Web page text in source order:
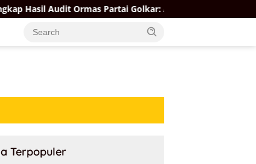
Ormas Partai Golkar: Ada yang Kuat, Ada yang “Parah”
Terpopuler